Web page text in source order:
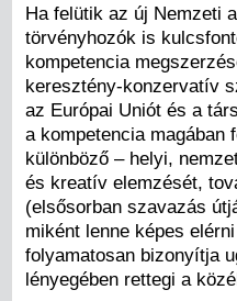
Ha felütik az új Nemzeti
törvényhozók is
kompetencia
keresztény-konzervatív
az Európai Uniót és a
a kompetencia magában
különböző – helyi,
és kreatív elemzését,
(elsősorban szavazás
miként lenne képes
folyamatosan bizonyítja
lényegében rettegi a